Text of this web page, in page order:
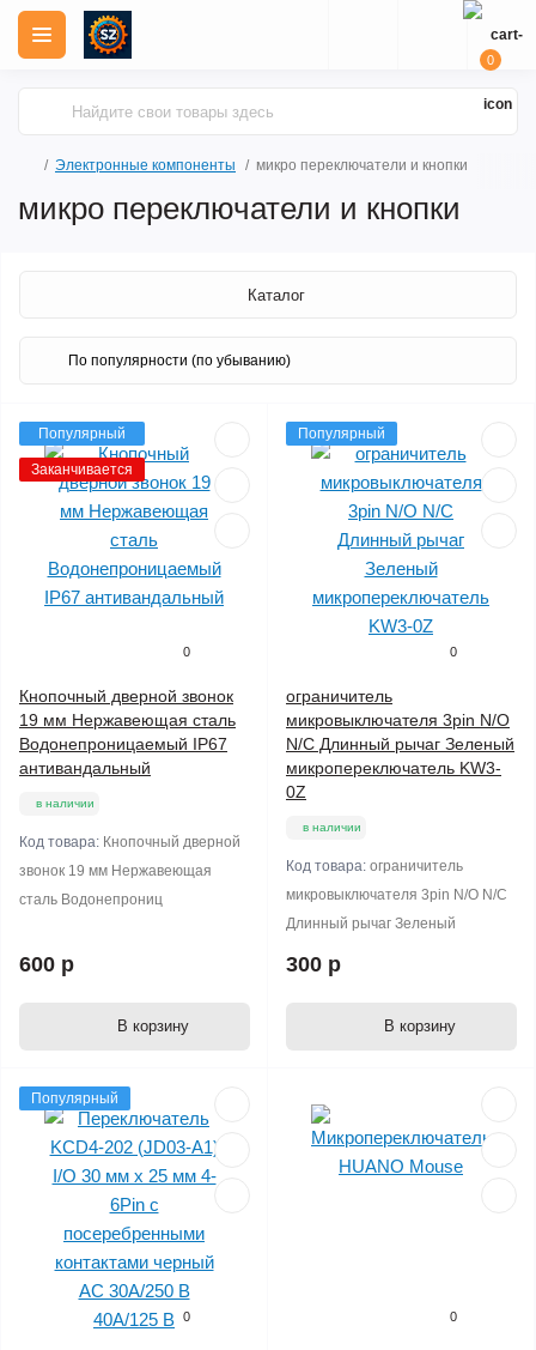
0
Электронные компоненты микро переключатели и кнопки
микро переключатели и кнопки
Каталог
Популярный
Заканчивается
0
Кнопочный дверной звонок
19 мм Нержавеющая сталь
Водонепроницаемый IP67
антивандальный
в наличии
Код товара: Кнопочный дверной
звонок 19 мм Нержавеющая
сталь Водонепрониц
600 р
В корзину
Популярный
0
ограничитель
микровыключателя 3pin N/O
N/C Длинный рычаг Зеленый
микропереключатель KW3-
0Z
в наличии
Код товара: ограничитель
микровыключателя 3pin N/O N/C
Длинный рычаг Зеленый
300 р
В корзину
Популярный
0 0